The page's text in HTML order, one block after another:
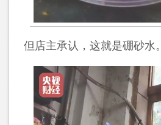
但店主承认，这就是硼砂水。